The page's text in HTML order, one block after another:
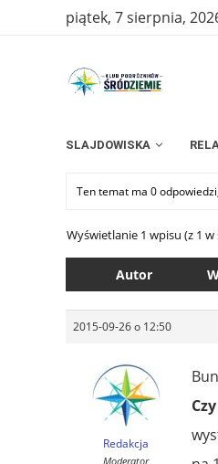
piątek, 7 sierpnia,
SLAJDOWISKA
Ten temat ma 0
Wyświetlanie 1 wpisu (z 1 w
Autor
2015-09-26 o 12:50
Redakcja
Moderator